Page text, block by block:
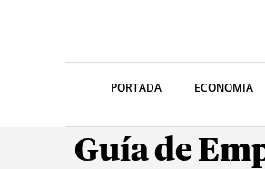
PORTADA ECONOMIA
Guía de